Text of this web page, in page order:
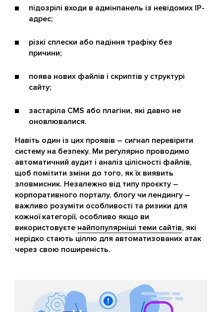
підозрілі входи в адмінпанель із невідомих IP-
адрес;
різкі сплески або падіння трафіку без
причини;
поява нових файлів і скриптів у структурі
сайту;
застаріла CMS або плагіни, які давно не
оновлювалися.
Навіть один із цих проявів – сигнал перевірити
систему на безпеку. Ми регулярно проводимо
автоматичний аудит і аналіз цілісності файлів,
щоб помітити зміни до того, як їх виявить
зловмисник. Незалежно від типу проєкту –
корпоративного порталу, блогу чи лендингу –
важливо розуміти особливості та ризики для
кожної категорії, особливо якщо ви
використовуєте найпопулярніші теми сайтів, які
нерідко стають ціллю для автоматизованих атак
через свою поширеність.